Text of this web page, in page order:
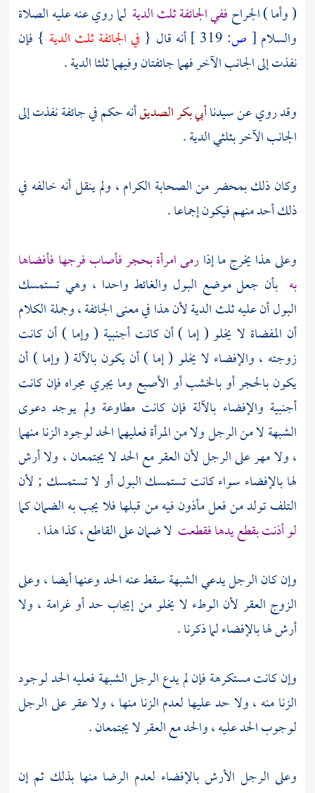
( وأما ) الجراحففي الجائفة ثلث الدية لما روي عنه عليه الصلاة
والسلام [ ص: أنه قال { في الجائفة ثلث الدية } فإن
نفذت إلى الجانب الآخر فهما جائفتان وفيهما ثلثا الدية .
وقد روي عن سيدناأبي بكر الصديقأنه حكم في جائفة نفذت إلى
الجانب الآخر بثلثي الدية .
وكان ذلك بمحضر من الصحابة الكرام ، ولم ينقل أنه خالفه في
ذلك أحد منهم فيكون إجماعا .
وعلى هذا يخرج ما إذارمى امرأة بحجر فأصاب فرجها فأفضاها
به بأن جعل موضع البول والغائط واحدا ، وهي تستمسك
البول أن عليه ثلث الدية لأن هذا في معنى الجائفة ، وجملة الكلام
أن المفضاة لا يخلو ( إما ) أن كانت أجنبية ( وإما ) أن كانت
زوجته ، والإفضاء لا يخلو ( إما ) أن يكون بالآلة ( وإما ) أن
يكون بالحجر أو بالخشب أو الأصبع وما يجري مجراه فإن كانت
أجنبية والإفضاء بالآلة فإن كانت مطاوعة ولم يوجد دعوى
الشبهة لا من الرجل ولا من المرأة فعليهما الحد لوجود الزنا منهما
، ولا مهر على الرجل لأن العقر مع الحد لا يجتمعان ، ولا أرش
لها بالإفضاء سواء كانت تستمسك البول أو لا تستمسك ; لأن
التلف تولد من فعل مأذون فيه من قبلها فلا يجب به الضمان كما
لو أذنت بقطع يدها فقطعت لا ضمان على القاطع ، كذا هذا .
وإن كان الرجل يدعي الشبهة سقط عنه الحد وعنها أيضا ، وعلى
الزوج العقر لأن الوطء لا يخلو من إيجاب حد أو غرامة ، ولا
أرش لها بالإفضاء لما ذكرنا .
وإن كانت مستكرهة فإن لم يدع الرجل الشبهة فعليه الحد لوجود
الزنا منه ، ولا حد عليها لعدم الزنا منها ، ولا عقر على الرجل
لوجوب الحد عليه ، والحد مع العقر لا يجتمعان .
وعلى الرجل الأرش بالإفضاء لعدم الرضا منها بذلك ثم إن